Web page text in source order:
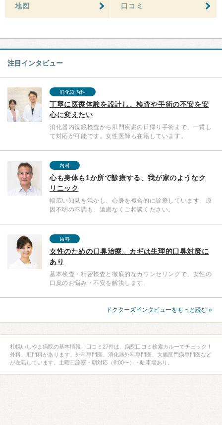
地図 口コミ
注目インタビュー
消化器内科
丁寧に医療体験を設計し、検査や手術の不安を安
心に変えたい
消化器内視鏡検査から肛門疾患の日帰り手術まで、一貫し
て対応が可能です。女性医師も在籍しています。
内科
心も身体も1か所で診療する、我が家のようなク
リニック
幅広い知見を活かし、心身を複合的に診療しています。原
因不明の不調も、遠慮なくご相談ください。
歯科
女性のための口臭治療。カギは生理的口臭対策に
あり
基本検査・精密検査と徹底的なカウンセリングで、女性の
口臭のお悩み・不安を解決します。
ドクターズインタビューをもっと読む »
札幌いしやま病院の基本情報、口コミ27件は、病院口コミ検索カルーでチェック！
外科、肛門科があります。外科専門医、消化器外科専門医、大腸肛門病専門医など
が在籍しています。土曜日診察・朝対応（8:00〜）・駐車場あり。